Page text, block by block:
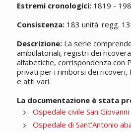
Estremi cronologici:1819 -
Consistenza:183 unità: regg.
Descrizione:La serie
ambulatoriali, registri dei
alfabetiche, corrispondenza con
privati per i rimborsi dei ricoveri,
e atti vari.
La documentazione è stata
Ospedale civile San
Ospedale di Sant'Antonio